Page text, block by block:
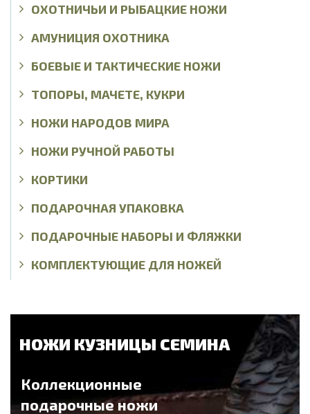
ОХОТНИЧЬИ И РЫБАЦКИЕ НОЖИ
АМУНИЦИЯ ОХОТНИКА
БОЕВЫЕ И ТАКТИЧЕСКИЕ НОЖИ
ТОПОРЫ, МАЧЕТЕ, КУКРИ
НОЖИ НАРОДОВ МИРА
НОЖИ РУЧНОЙ РАБОТЫ
КОРТИКИ
ПОДАРОЧНАЯ УПАКОВКА
ПОДАРОЧНЫЕ НАБОРЫ И ФЛЯЖКИ
КОМПЛЕКТУЮЩИЕ ДЛЯ НОЖЕЙ
НОЖИ КУЗНИЦЫ СЕМИНА
Коллекционные
подарочные ножи